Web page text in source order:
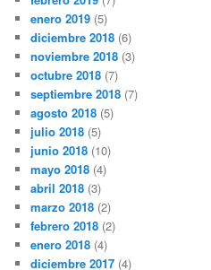
enero 2019 (5)
diciembre 2018 (6)
noviembre 2018 (3)
octubre 2018 (7)
septiembre 2018 (7)
agosto 2018 (5)
julio 2018 (5)
junio 2018 (10)
mayo 2018 (4)
abril 2018 (3)
marzo 2018 (2)
febrero 2018 (2)
enero 2018 (4)
diciembre 2017 (4)